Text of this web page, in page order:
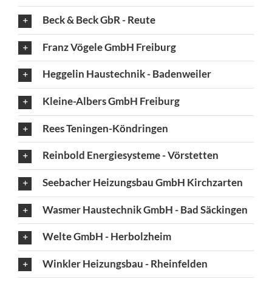
Beck & Beck GbR - Reute
Franz Vögele GmbH Freiburg
Heggelin Haustechnik - Badenweiler
Kleine-Albers GmbH Freiburg
Rees Teningen-Köndringen
Reinbold Energiesysteme - Vörstetten
Seebacher Heizungsbau GmbH Kirchzarten
Wasmer Haustechnik GmbH - Bad Säckingen
Welte GmbH - Herbolzheim
Winkler Heizungsbau - Rheinfelden